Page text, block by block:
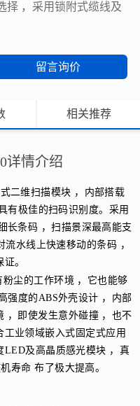
择 ，采用锁附式缆线及
留言询价
相关推荐
详情介绍
二维扫描模块 ，内部搭载
有极佳的扫码识别度。 采用
长条码 ，扫描景深最高能支
水线上快速移动的条码 ，
。
尘的工作环境 ，它也能够
强度的ABS外壳设计 ，内部
，即使发生意外碰撞 ，也不
工业领域嵌入式固定式应用
LED及高晶质感光模块 ，真
寿命 布了极大提高。